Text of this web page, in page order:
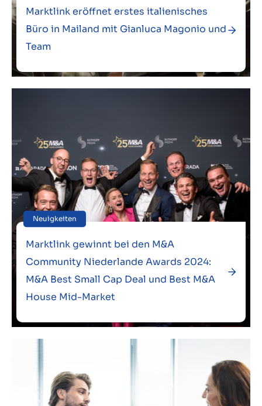
Marktlink eröffnet erstes italienisches
Büro in Mailand mit Gianluca Magonio und
Team
Neuigkeiten
Marktlink gewinnt bei den M&A
Community Niederlande Awards 2024:
M&A Best Small Cap Deal und Best M&A
House Mid-Market